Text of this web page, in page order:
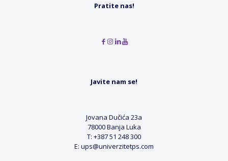
Pratite nas!
Javite nam se!
Jovana Dučića 23a
78000 Banja Luka
T: +387 51 248 300
E: ups@univerzitetps.com